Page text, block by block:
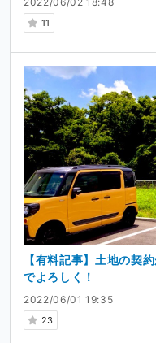
11
2022/06/01 19:35
23
【有料記事】土地の契
でよろしく！